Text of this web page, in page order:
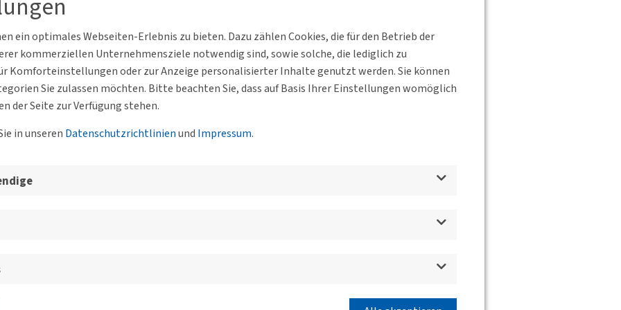
ein optimales Webseiten-Erlebnis zu bieten. Dazu zählen Cookies, die für den Betrieb der
kommerziellen Unternehmensziele notwendig sind, sowie solche, die lediglich zu
Komforteinstellungen oder zur Anzeige personalisierter Inhalte genutzt werden. Sie können
Sie zulassen möchten. Bitte beachten Sie, dass auf Basis Ihrer Einstellungen womöglich
der Seite zur Verfügung stehen.
in unseren Datenschutzrichtlinienund Impressum.
aus Sicht der Kommunalpolitik
der Stadt Wuppertal
- Bericht aus dem Ministerium
des Landes Nordrhein-Westfalen
Naturschutz und Verkehr des Landes Nordrhein-Westfalen,